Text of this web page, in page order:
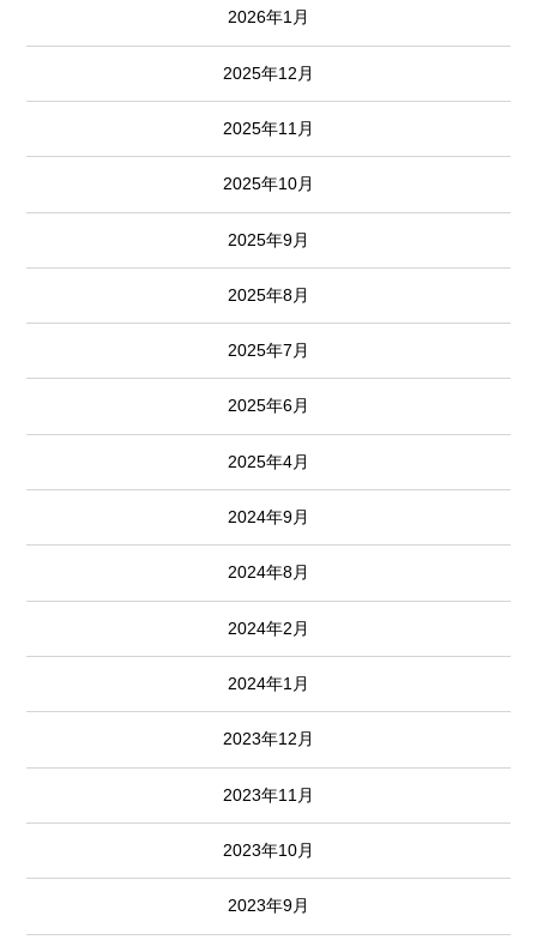
2026年1月
2025年12月
2025年11月
2025年10月
2025年9月
2025年8月
2025年7月
2025年6月
2025年4月
2024年9月
2024年8月
2024年2月
2024年1月
2023年12月
2023年11月
2023年10月
2023年9月